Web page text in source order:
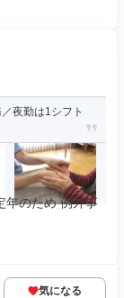
夜勤は1シフト
のため 例外事
気になる